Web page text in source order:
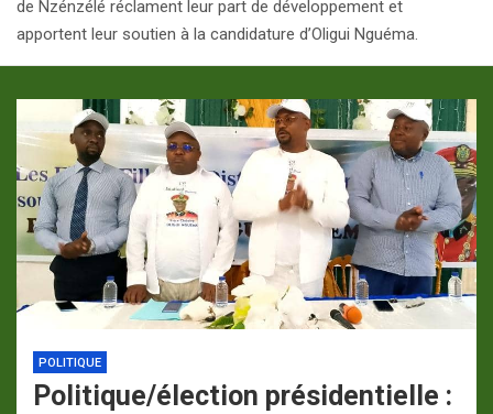
de Nzénzélé réclament leur part de développement et
apportent leur soutien à la candidature d’Oligui Nguéma.
POLITIQUE
Politique/élection présidentielle :
p